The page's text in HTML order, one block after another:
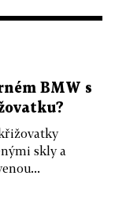
BMW s
skly a